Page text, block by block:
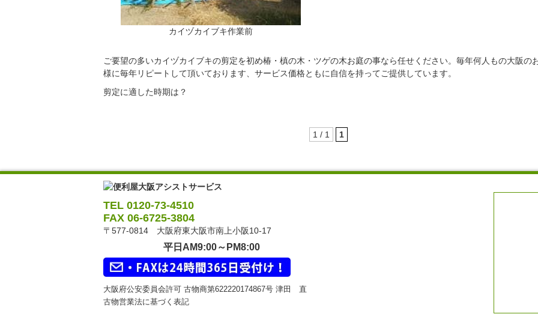
カイヅカイブキ作業前
ご要望の多いカイヅカイブキの剪定を初め椿・槙の木・ツゲの木お庭の事なら任せください。毎年何人もの大阪の
様に毎年リピートして頂いております、サービス価格ともに自信を持ってご提供しています。
剪定に適した時期は？
1 / 1 1
TEL 0120-73-4510
FAX 06-6725-3804
〒577-0814 大阪府東大阪市南上小阪10-17
平日AM9:00～PM8:00
大阪府公安委員会許可 古物商第622220174867号 津田 直
古物営業法に基づく表記